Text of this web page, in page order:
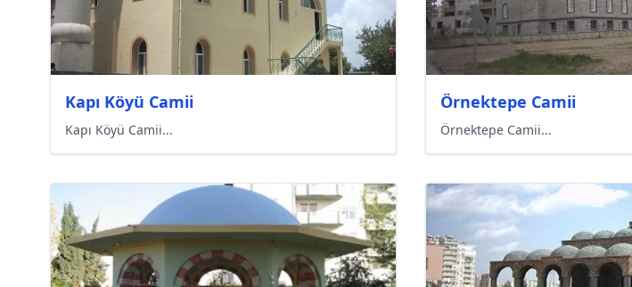
Kapı Köyü Camii
Kapı Köyü Camii...
Örnektepe Camii
Örnektepe Camii...